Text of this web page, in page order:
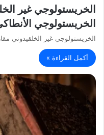
الخريستولوجي غير
الخريستولوجي
الخريستولوجي غير الخلقيدوني
أكمل القراءة »